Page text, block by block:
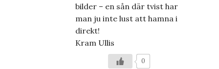
bilder – en sån där tvist har
man ju inte lust att hamna i
direkt!
Kram Ullis
0